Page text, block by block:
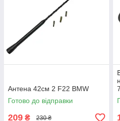
Антена 42см 2 F22 BMW
Готово до відправки
209 ₴ 230 ₴